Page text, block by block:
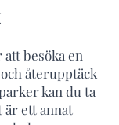
besöka en
återupptäck
kan du ta
är ett annat